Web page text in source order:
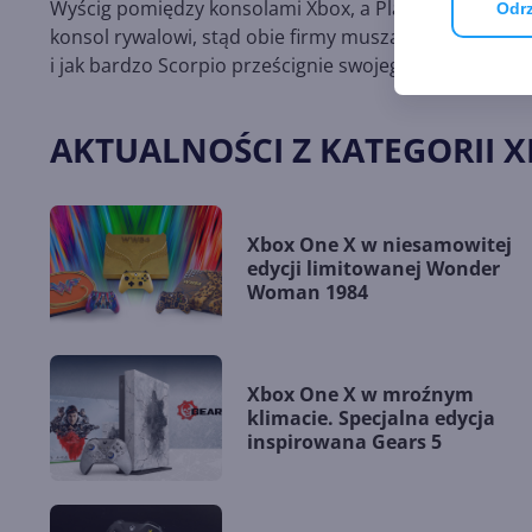
Wyścig pomiędzy konsolami Xbox, a PlayStation
konsol rywalowi, stąd obie firmy muszą się wykazać
i jak bardzo Scorpio prześcignie swojego rywala.
AKTUALNOŚCI Z KATEGORII
Xbox One X w niesamowitej
edycji limitowanej Wonder
Woman 1984
Xbox One X w mroźnym
klimacie. Specjalna edycja
inspirowana Gears 5